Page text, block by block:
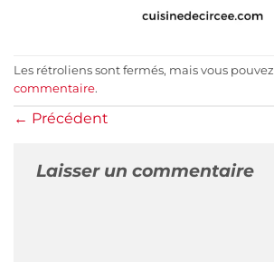
Les rétroliens sont fermés, mais vous pouvez
commentaire.
← Précédent
Laisser un commentaire